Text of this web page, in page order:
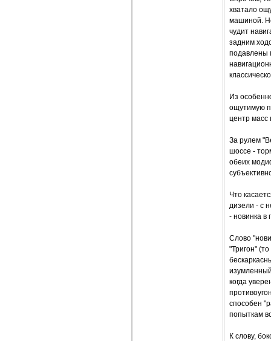
хватало
машиной.
чудит
задним
подавлены
Из
ощутимую
центр масс
За рулем
шоссе -
обеих
Что
дизели - с
- новинка
Слово
"Тригон"
когда
способен
попыткам
К слову,